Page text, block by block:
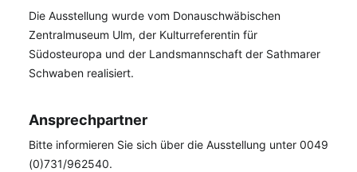
Die Ausstellung wurde vom Donauschwäbischen
Zentralmuseum Ulm, der Kulturreferentin für
Südosteuropa und der Landsmannschaft der Sathmarer
Schwaben realisiert.
Ansprechpartner
Bitte informieren Sie sich über die Ausstellung unter 0049
(0)731/962540.